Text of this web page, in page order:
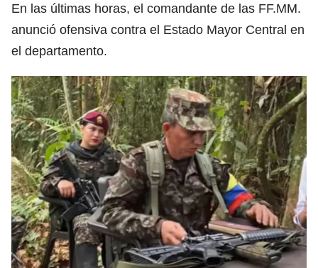
En las últimas horas, el comandante de las FF.MM.
anunció ofensiva contra el Estado Mayor Central en
el departamento.